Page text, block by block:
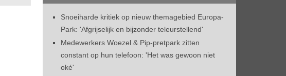
Snoeiharde kritiek op nieuw themagebied Europa-
Park: 'Afgrijselijk en bijzonder teleurstellend'
Medewerkers Woezel & Pip-pretpark zitten
constant op hun telefoon: 'Het was gewoon niet
oké'